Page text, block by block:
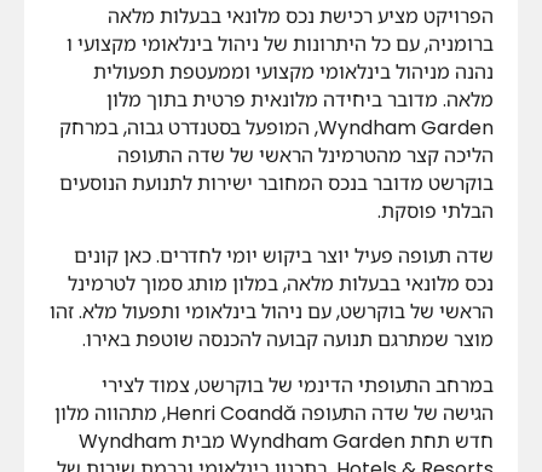
הפרויקט מציע רכישת נכס מלונאי בבעלות מלאה
ברומניה, עם כל היתרונות של ניהול בינלאומי מקצועי ו
נהנה מניהול בינלאומי מקצועי וממעטפת תפעולית
מלאה. מדובר ביחידה מלונאית פרטית בתוך מלון
Wyndham Garden, המופעל בסטנדרט גבוה, במרחק
הליכה קצר מהטרמינל הראשי של שדה התעופה
בוקרשט מדובר בנכס המחובר ישירות לתנועת הנוסעים
הבלתי פוסקת.
שדה תעופה פעיל יוצר ביקוש יומי לחדרים. כאן קונים
נכס מלונאי בבעלות מלאה, במלון מותג סמוך לטרמינל
הראשי של בוקרשט, עם ניהול בינלאומי ותפעול מלא. זהו
מוצר שמתרגם תנועה קבועה להכנסה שוטפת באירו.
במרחב התעופתי הדינמי של בוקרשט, צמוד לצירי
הגישה של שדה התעופה Henri Coandă, מתהווה מלון
חדש תחת Wyndham Garden מבית Wyndham